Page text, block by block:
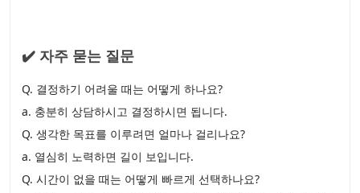
✔️ 자주 묻는 질문
Q. 결정하기 어려울 때는 어떻게 하나요?
a. 충분히 상담하시고 결정하시면 됩니다.
Q. 생각한 목표를 이루려면 얼마나 걸리나요?
a. 열심히 노력하면 길이 보입니다.
Q. 시간이 없을 때는 어떻게 빠르게 선택하나요?